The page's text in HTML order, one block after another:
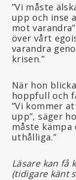
”Vi måste
upp och inse
mot
över vårt
varandra
krisen.”
När hon
hoppfull och
”Vi kommer
upp”, säger
måste kämpa
uthålliga.”
Läsare kan få
(tidigare känt